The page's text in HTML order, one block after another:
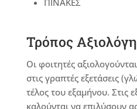
Τρόπος
Οι φοιτητές
στις γραπτές εξετάσεις
τέλος του εξαμήνου. Στις
καλούνται να επιλύσουν